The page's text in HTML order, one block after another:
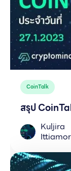
CoinTalk
สรุป
Kuljira